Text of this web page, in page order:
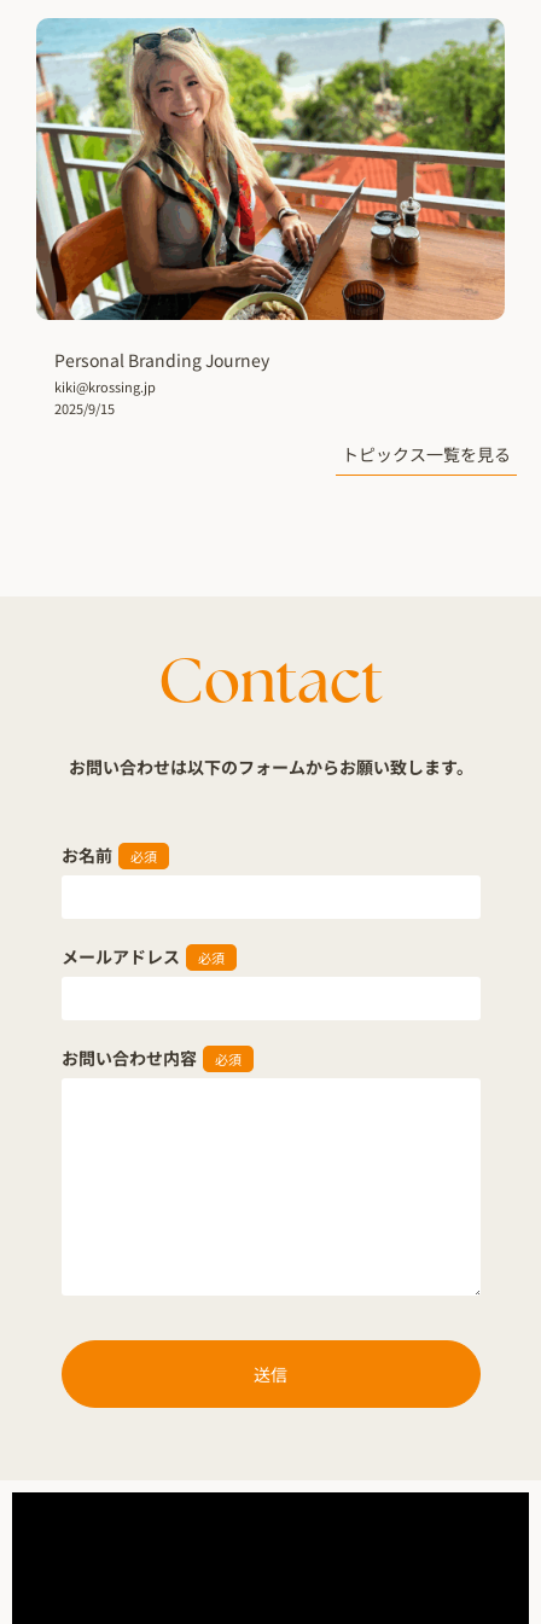
Personal Branding Journey
kiki@krossing.jp
2025/9/15
トピックス一覧を見る
Contact
お問い合わせは以下のフォームからお願い致します。
お名前 必須
メールアドレス 必須
お問い合わせ内容 必須